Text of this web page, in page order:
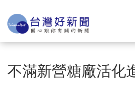
不滿新營糖廠活化